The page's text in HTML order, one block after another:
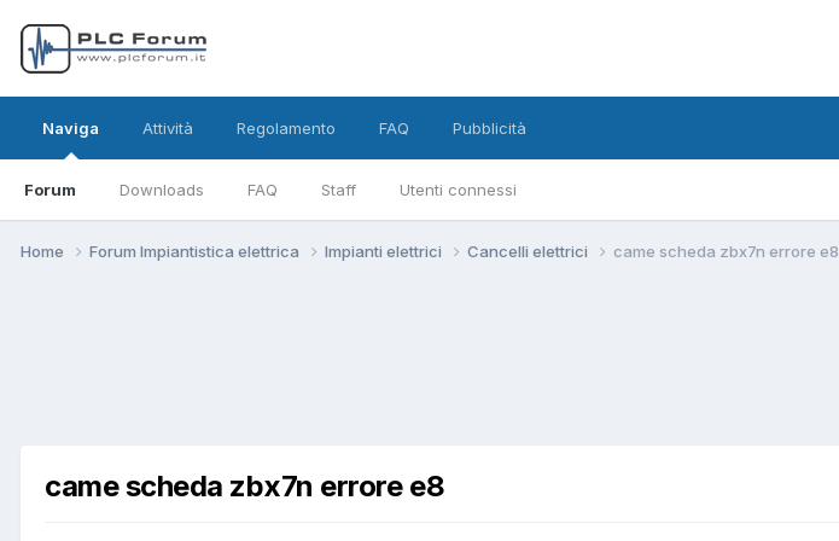
Naviga
Forum Downloads FAQ Staff Utenti connessi
Attività Regolamento FAQ Pubblicità
Home Forum Impiantistica elettrica Impianti elettrici Cancelli elettrici came scheda zbx7n errore e8
came scheda zbx7n errore e8